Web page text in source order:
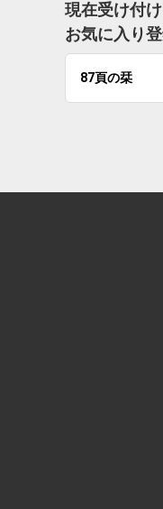
現在受け付
お気に入り
87頁の栞